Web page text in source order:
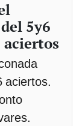
5y6
aciertos
aciertos.